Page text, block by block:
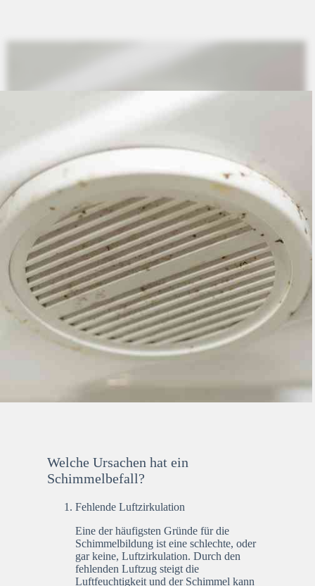
Welche Ursachen hat ein
Schimmelbefall?
Fehlende Luftzirkulation
Eine der häufigsten Gründe für die
Schimmelbildung ist eine schlechte, oder
gar keine, Luftzirkulation. Durch den
fehlenden Luftzug steigt die
Luftfeuchtigkeit und der Schimmel kann